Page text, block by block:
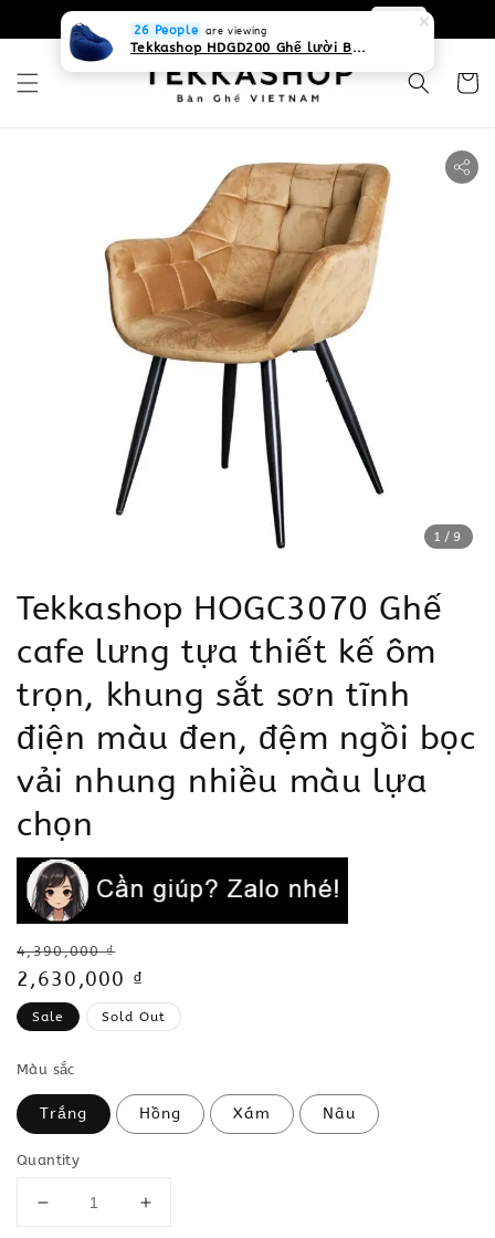
0931268840 Liên hệ với chúng tôi
1 /9
Tekkashop HOGC3070 Ghế
cafe lưng tựa thiết kế ôm
trọn, khung sắt sơn tĩnh
điện màu đen, đệm ngồi bọc
vải nhung nhiều màu lựa
chọn
Regular
price
4,390,000 ₫
Sale
price
2,630,000 ₫
Sale Sold Out
Màu sắc
Trắng Hồng Xám Nâu
Quantity
26 People are viewing
Tekkashop HDGD200 Ghế lười Beanbag form truyền thống, chất liệu Olefin canvas kháng nước, màu xanh biển, có thể sử dụng trong nhà và cả ngoài trời, có quai xách